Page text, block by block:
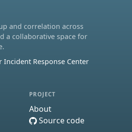
and correlation across
a collaborative space for
Incident Response Center
PROJECT
About
Source code